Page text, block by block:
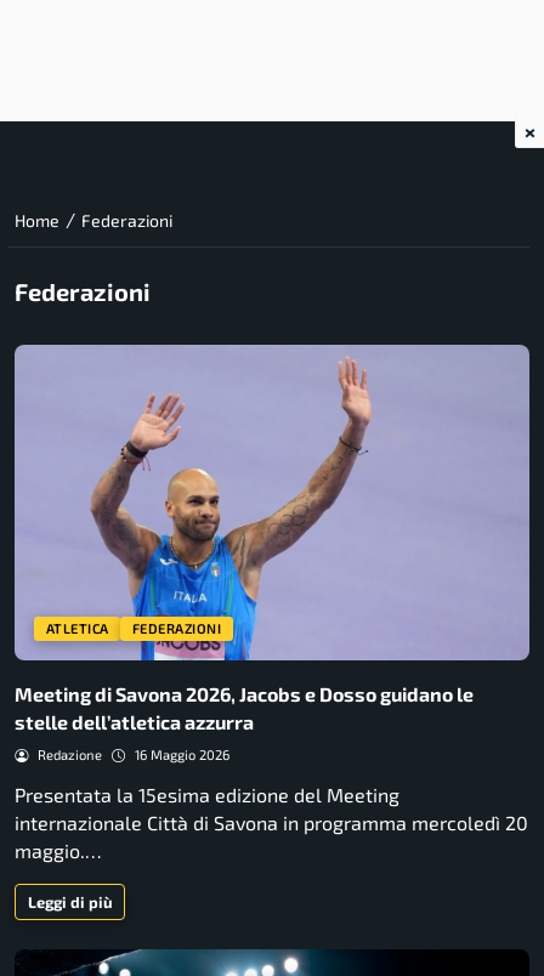
Home / Federazioni
Federazioni
ATLETICA FEDERAZIONI
Meeting di Savona 2026, Jacobs e Dosso guidano le
stelle dell’atletica azzurra
Redazione 16 Maggio 2026
Presentata la 15esima edizione del Meeting
internazionale Città di Savona in programma mercoledì 20
maggio.…
Leggi di più
×